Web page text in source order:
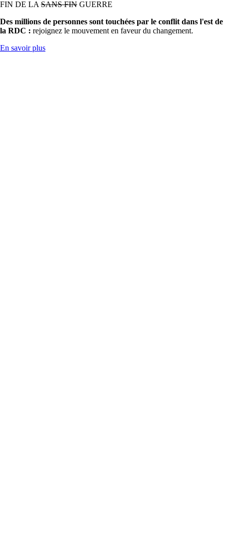
FIN DE LA SANS FIN GUERRE
Des millions de personnes sont touchées par le conflit dans l'est de
la RDC : rejoignez le mouvement en faveur du changement.
En savoir plus